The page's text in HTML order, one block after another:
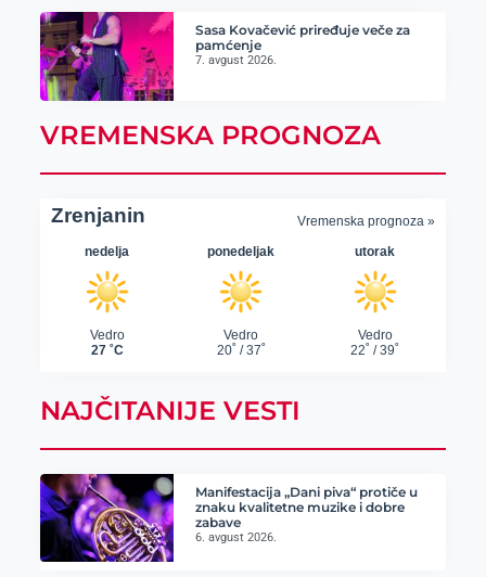
Sasa Kovačević priređuje veče za
pamćenje
7. avgust 2026.
VREMENSKA PROGNOZA
NAJČITANIJE VESTI
Manifestacija „Dani piva“ protiče u
znaku kvalitetne muzike i dobre
zabave
6. avgust 2026.